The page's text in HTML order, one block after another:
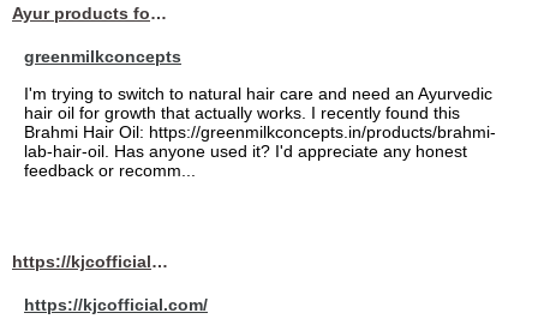
Ayur products for hair
greenmilkconcepts
I'm trying to switch to natural hair care and need an Ayurvedic
hair oil for growth that actually works. I recently found this
Brahmi Hair Oil: https://greenmilkconcepts.in/products/brahmi-
lab-hair-oil. Has anyone used it? I'd appreciate any honest
feedback or recomm...
https://kjcofficial.com/
https://kjcofficial.com/